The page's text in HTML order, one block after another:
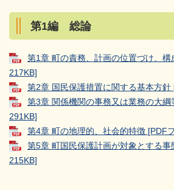
第1編 総論
第1章 町の責務、計画の位置づけ、構
217KB]
第2章 国民保護措置に関する基本方
第3章 関係機関の事務又は業務の大綱
291KB]
第4章 町の地理的、社会的特徴 [PDF
第5章 町国民保護計画が対象とする事
215KB]